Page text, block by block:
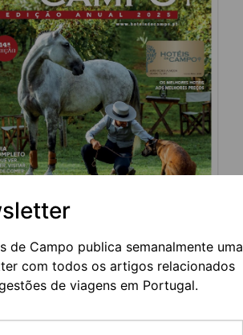
de Campo publica semanalmente uma
com todos os artigos relacionados
de viagens em Portugal.
SOCIAIS